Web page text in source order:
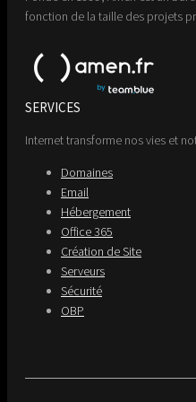
fonction de la taille des projets
SERVICES
Internet transforme nos vies et
Domaines
Email
Hébergement
Office 365
Création de Site
Serveurs
Sécurité
OBP